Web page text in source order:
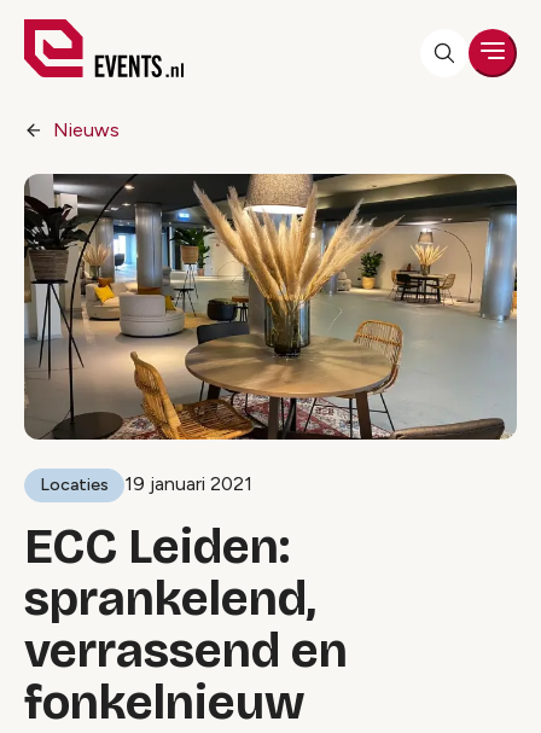
Nieuws
Locaties 19 januari 2021
ECC Leiden:
sprankelend,
verrassend en
fonkelnieuw